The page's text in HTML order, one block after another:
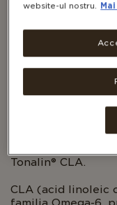
Solgar® Tonalin®
și patentat de
sursă vegetală
Fiecare capsulă
Tonalin® CLA.
CLA (acid linoleic
website-ul nostru.